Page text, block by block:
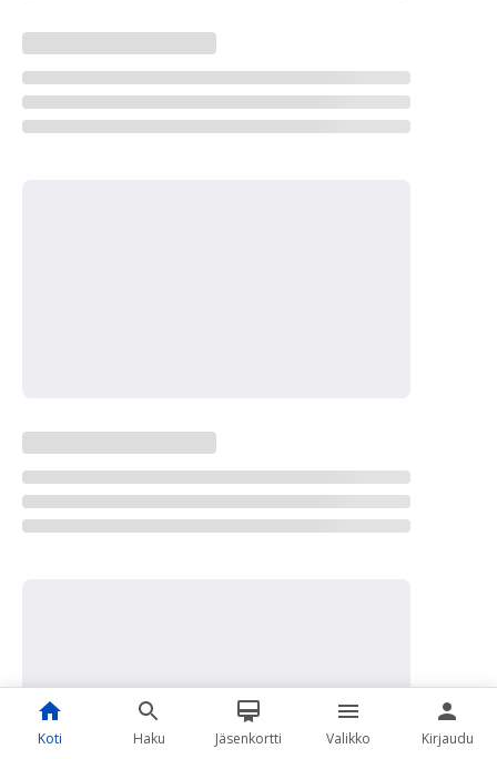
Koti Haku Jäsenkortti Valikko Kirjaudu